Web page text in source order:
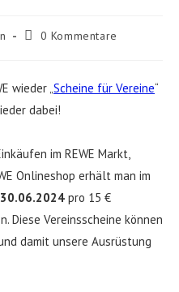
Beitrags-
0 Kommentare
wieder „Scheine für Vereine“
dabei!
im REWE Markt,
Onlineshop erhält man im
pro 15 €
Diese Vereinsscheine können
damit unsere Ausrüstung